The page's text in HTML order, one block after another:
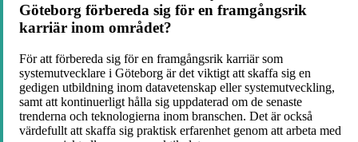
Göteborg förbereda sig för en framgångsrik
karriär inom området?
För att förbereda sig för en framgångsrik karriär som
systemutvecklare i Göteborg är det viktigt att skaffa sig en
gedigen utbildning inom datavetenskap eller systemutveckling,
samt att kontinuerligt hålla sig uppdaterad om de senaste
trenderna och teknologierna inom branschen. Det är också
värdefullt att skaffa sig praktisk erfarenhet genom att arbeta med